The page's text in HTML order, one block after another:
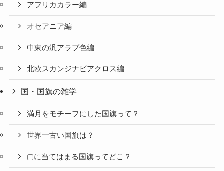
アフリカカラー編
オセアニア編
中東の汎アラブ色編
北欧スカンジナビアクロス編
国・国旗の雑学
満月をモチーフにした国旗って？
世界一古い国旗は？
▢に当てはまる国旗ってどこ？